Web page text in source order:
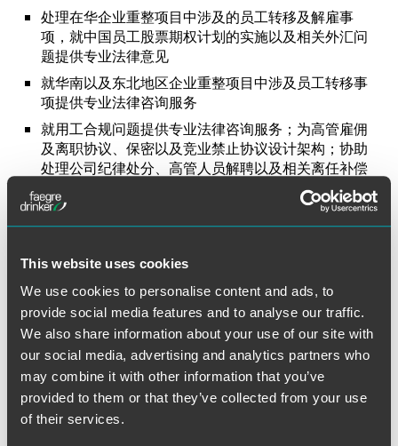
This website uses cookies
We use cookies to personalise content and ads, to
provide social media features and to analyse our traffic.
We also share information about your use of our site with
our social media, advertising and analytics partners who
may combine it with other information that you’ve
provided to them or that they’ve collected from your use
of their services.
处理在华企业重整项目中涉及的员工转移及解雇事
项，就中国员工股票期权计划的实施以及相关外汇问
题提供专业法律意见
就华南以及东北地区企业重整项目中涉及员工转移事
项提供专业法律咨询服务
就用工合规问题提供专业法律咨询服务；为高管雇佣
及离职协议、保密以及竞业禁止协议设计架构；协助
处理公司纪律处分、高管人员解聘以及相关离任补偿
为企业兼并相关劳动问题提供专业法律意见，包括尽
职调查、劳动雇佣相关条款以及人力资源整合战略等
会问题、外聘员工安排、员工福利安排、员工沟通及
员工调动计划问题提供专业法律意见
为外籍员工及其家属取得在华工作许可和居留证提供
专业法律帮助
所获荣誉